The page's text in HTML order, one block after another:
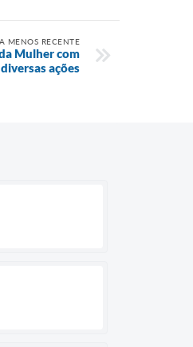
MENOS RECENTE
Mulher com
diversas ações